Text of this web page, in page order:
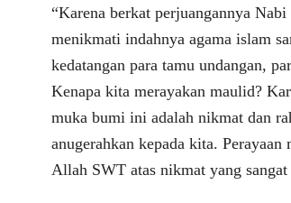
“Karena berkat perjuangannya
menikmati indahnya agama islam
kedatangan para tamu undangan,
Kenapa kita merayakan maulid?
muka bumi ini adalah nikmat dan
anugerahkan kepada kita.
Allah SWT atas nikmat yang